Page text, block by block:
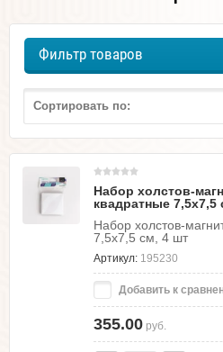
Фильтр товаров
Сортировать по:
Набор холстов-
квадратные 7,5х7,5
Набор холстов-
7,5х7,5 см, 4 шт
Артикул: 195230
Добавить к
355.00 руб.